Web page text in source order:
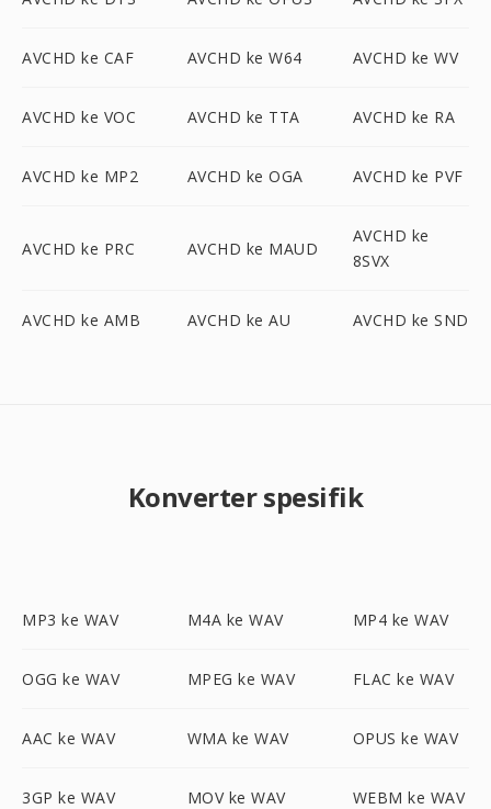
AVCHD ke CAF AVCHD ke W64 AVCHD ke WV
AVCHD ke VOC AVCHD ke TTA AVCHD ke RA
AVCHD ke MP2 AVCHD ke OGA AVCHD ke PVF
AVCHD ke PRC AVCHD ke MAUD
AVCHD ke
8SVX
AVCHD ke AMB AVCHD ke AU AVCHD ke SND
Konverter spesifik
MP3 ke WAV M4A ke WAV MP4 ke WAV
OGG ke WAV MPEG ke WAV FLAC ke WAV
AAC ke WAV WMA ke WAV OPUS ke WAV
3GP ke WAV MOV ke WAV WEBM ke WAV